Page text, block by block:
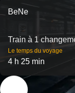
BeNe
Train à 1
Le temps du voyage
4 h 25 min